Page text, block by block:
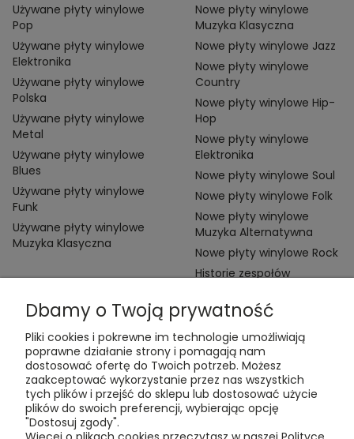
Używane płyty winylowe
Pop
Używane płyty winylowe
Elektronika
Używane płyty winylowe
Polska
Używane płyty winylowe
Metal
Używane płyty winylowe
Blues
Używane płyty winylowe
Funk
Używane płyty winylowe
Muzyka Klasyczna
Nowe płyty winylowe
Muzyka Klasyczna
Nowe płyty winylowe Jazz
Nowe płyty winylowe
Country
Nowe płyty winylowe Hip-
Hop
Nowe płyty winylowe
Elektronika
Nowe płyty winylowe Soul
Nowe płyty winylowe Folk
Nowe płyty winylowe
Muzyka Alternatywna
Nowe płyty winylowe Rock
Historie zespołów
Kontakt:
t:+48 609 155 327
e:vinyltamka@gmail.com
ul. Chmielna 20, 00-020 Warszawa
Dbamy o Twoją prywatność
Pliki cookies i pokrewne im technologie umożliwiają
poprawne działanie strony i pomagają nam
dostosować ofertę do Twoich potrzeb. Możesz
zaakceptować wykorzystanie przez nas wszystkich
tych plików i przejść do sklepu lub dostosować użycie
plików do swoich preferencji, wybierając opcję
"Dostosuj zgody".